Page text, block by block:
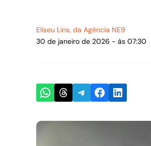
Eliseu Lins, da Agência NE9
30 de janeiro de 2026 - às 07:30
Share on WhatsApp
Share on Threads
Share on Telegram
Share on Facebook
Share on LinkedIn